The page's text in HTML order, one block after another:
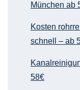
München ab
Kosten
schnell – ab
58€